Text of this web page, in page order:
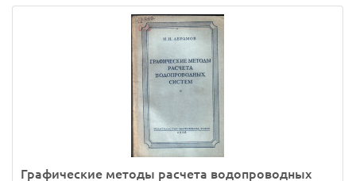
Графические методы расчета водопроводных